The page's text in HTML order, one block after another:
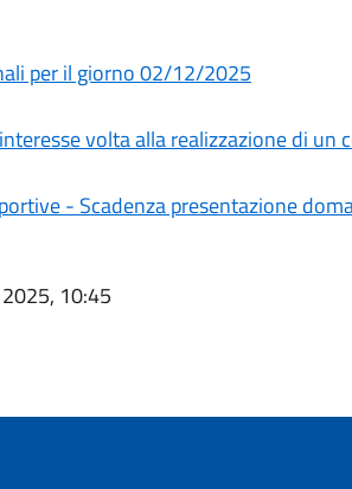
per il giorno 02/12/2025
volta alla realizzazione di un
- Scadenza presentazione
10:45